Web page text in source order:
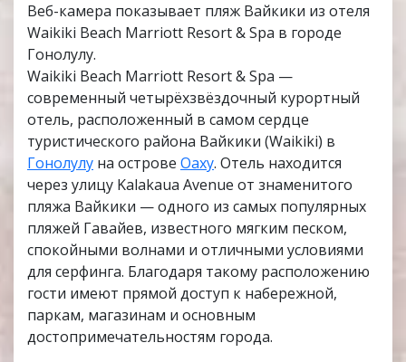
Веб-камера показывает пляж Вайкики из отеля
Waikiki Beach Marriott Resort & Spa в городе
Гонолулу.
Waikiki Beach Marriott Resort & Spa —
современный четырёхзвёздочный курортный
отель, расположенный в самом сердце
туристического района Вайкики (Waikiki) в
Гонолулу на острове Оаху. Отель находится
через улицу Kalakaua Avenue от знаменитого
пляжа Вайкики — одного из самых популярных
пляжей Гавайев, известного мягким песком,
спокойными волнами и отличными условиями
для серфинга. Благодаря такому расположению
гости имеют прямой доступ к набережной,
паркам, магазинам и основным
достопримечательностям города.